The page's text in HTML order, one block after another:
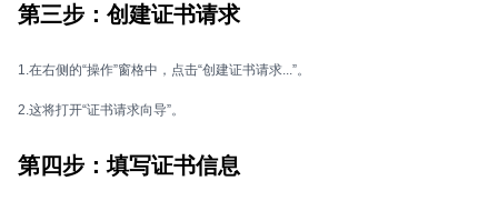
第三步：创建证书请求
1.在右侧的“操作”窗格中，点击“创建证书请求...”。
2.这将打开“证书请求向导”。
第四步：填写证书信息